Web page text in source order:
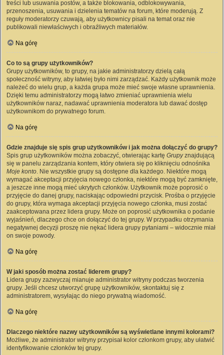
treści lub usuwania postów, a także blokowania, odblokowywania,
przenoszenia, usuwania i dzielenia tematów na forum, które moderują. Z
reguły moderatorzy czuwają, aby użytkownicy pisali na temat oraz nie
publikowali niewłaściwych i obraźliwych materiałów.
Na górę
Co to są grupy użytkowników?
Grupy użytkowników, to grupy, na jakie administratorzy dzielą całą
społeczność witryny, aby łatwiej było nimi zarządzać. Każdy użytkownik może
należeć do wielu grup, a każda grupa może mieć swoje własne uprawnienia.
Dzięki temu administratorzy mogą łatwo zmieniać uprawnienia wielu
użytkowników naraz, nadawać uprawnienia moderatora lub dawać dostęp
użytkownikom do prywatnego forum.
Na górę
Gdzie znajduje się spis grup użytkowników i jak można dołączyć do grupy?
Spis grup użytkowników można zobaczyć, otwierając kartę Grupyznajdującą
się w panelu zarządzania kontem, który otwiera się po kliknięciu odnośnika
Moje konto. Nie wszystkie grupy są dostępne dla każdego. Niektóre mogą
wymagać akceptacji przyjęcia nowego członka, niektóre mogą być zamknięte,
a jeszcze inne mogą mieć ukrytych członków. Użytkownik może poprosić o
przyjęcie do danej grupy, naciskając odpowiedni przycisk. Prośba o przyjęcie
do grupy, która wymaga akceptacji przyjęcia nowego członka, musi zostać
zaakceptowana przez lidera grupy. Może on poprosić użytkownika o podanie
wyjaśnień, dlaczego chce on dołączyć do tej grupy. W przypadku otrzymania
negatywnej decyzji proszę nie nękać lidera grupy pytaniami – widocznie miał
on swoje powody.
Na górę
W jaki sposób można zostać liderem grupy?
Lidera grupy zazwyczaj mianuje administrator witryny podczas tworzenia
grupy. Jeśli chcesz utworzyć grupę użytkowników, skontaktuj się z
administratorem, wysyłając do niego prywatną wiadomość.
Na górę
Dlaczego niektóre nazwy użytkowników są wyświetlane innymi kolorami?
Możliwe, że administrator witryny przypisał kolor członkom grupy, aby ułatwić
identyfikowanie członków tej grupy.